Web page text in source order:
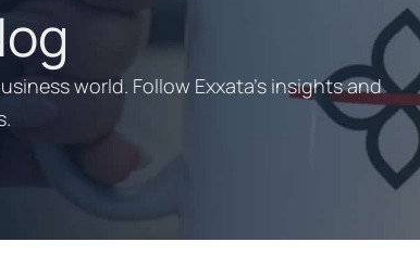
world. Follow Exxata's insights and